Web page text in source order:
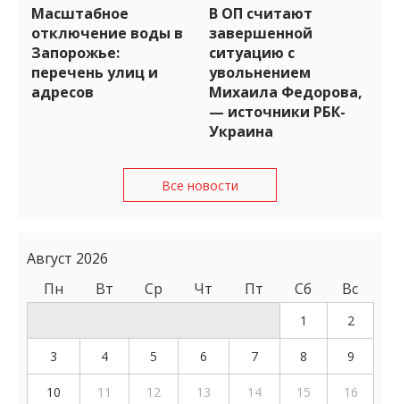
Масштабное
отключение воды в
Запорожье:
перечень улиц и
адресов
В ОП считают
завершенной
ситуацию с
увольнением
Михаила Федорова,
— источники РБК-
Украина
Все новости
Август 2026
Пн
Вт Ср Чт Пт Сб Вс
1 2
3 4 5 6 7 8 9
10 11 12 13 14 15 16